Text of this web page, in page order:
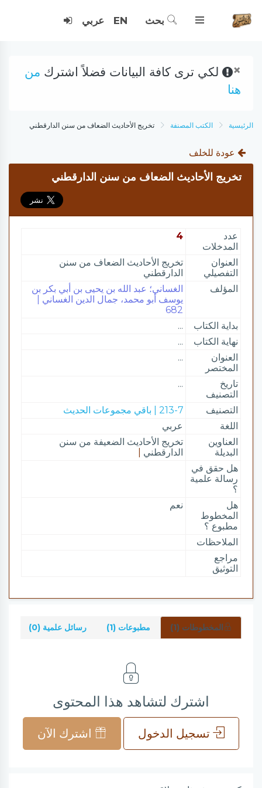
بحث EN عربي
× لكي ترى كافة البيانات فضلاً اشترك من
هنا
الرئيسية الكتب المصنفة تخريج الأحاديث الضعاف من سنن الدارقطني
عودة للخلف
تخريج الأحاديث الضعاف من سنن الدارقطني
عدد
المدخلات
4
العنوان
التفصيلي
تخريج الأحاديث الضعاف من سنن
الدارقطني
المؤلف
الغساني؛ عبد الله بن يحيى بن أبي بكر بن
يوسف أبو محمد، جمال الدين الغساني |
682
بداية الكتاب
...
نهاية الكتاب
...
العنوان
المختصر
...
تاريخ
التصنيف
...
التصنيف
213-7 | باقي مجموعات الحديث
اللغة
عربي
العناوين
البديلة
تخريج الأحاديث الضعيفة من سنن
الدارقطني
هل حقق في
رسالة علمية
؟
هل
المخطوط
مطبوع ؟
نعم
الملاحظات
مراجع
التوثيق
المخطوطات (1) مطبوعات (1) رسائل علمية (0)
اشترك لتشاهد هذا المحتوى
تسجيل الدخول اشترك الآن